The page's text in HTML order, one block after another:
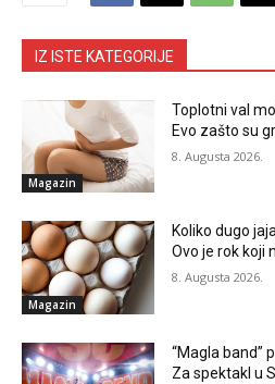
IZ ISTE KATEGORIJE
Magazin
Toplotni val
Evo zašto su
8. Augusta 2026.
Magazin
Koliko dugo
Ovo je rok koji
8. Augusta 2026.
“Magla band”
Za spektakl u